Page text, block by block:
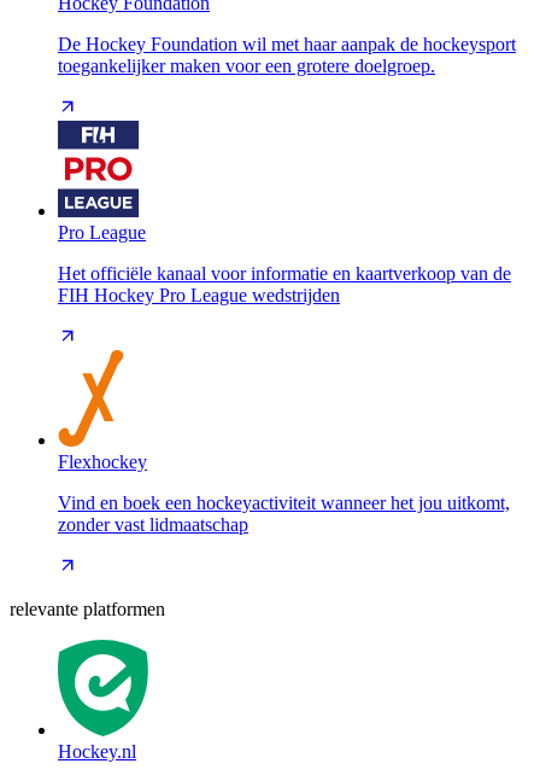
De Hockey Foundation wil met haar aanpak de hockeysport
toegankelijker maken voor een grotere doelgroep.
Pro League
Het officiële kanaal voor informatie en kaartverkoop van de
FIH Hockey Pro League wedstrijden
Flexhockey
Vind en boek een hockeyactiviteit wanneer het jou uitkomt,
zonder vast lidmaatschap
relevante platformen
Hockey.nl